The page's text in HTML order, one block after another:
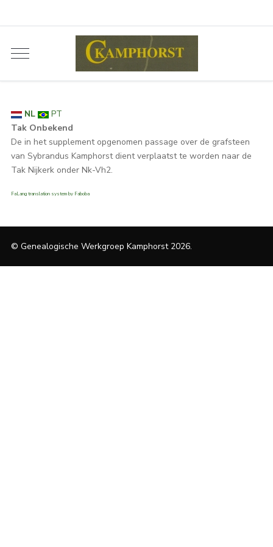
NL
PT
Tak Onbekend
De in het supplement opgenomen passage over de grafsteen
van Sybrandus Kamphorst dient verplaatst te worden naar de
Tak Nijkerk onder Nk-Vh2.
FaLang translation system by Faboba
© Genealogische Werkgroep Kamphorst 2026.